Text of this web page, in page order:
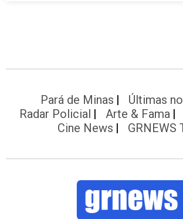
Pará de Minas
Últimas
Radar Policial
Arte & Fama
Cine News
GRNEWS